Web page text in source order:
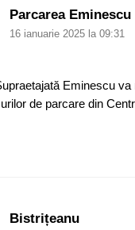
Parcarea Eminescu
16 ianuarie 2025 la 09:31
Eminescu
de parcare din
Bistrițeanu